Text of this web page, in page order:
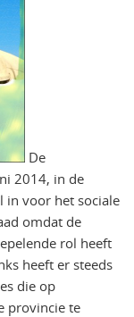
De
2014, in de
in voor het sociale
omdat de
rol heeft
heeft er steeds
die op
provincie te